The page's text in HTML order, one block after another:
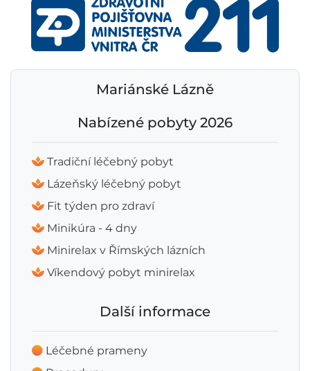
Mariánské Lázně
Nabízené pobyty 2026
Tradiční léčebný pobyt
Lázeňský léčebný pobyt
Fit týden pro zdraví
Minikúra - 4 dny
Minirelax v Římských lázních
Víkendový pobyt minirelax
Další informace
Léčebné prameny